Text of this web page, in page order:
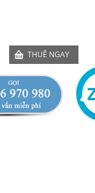
THUÊ NGAY